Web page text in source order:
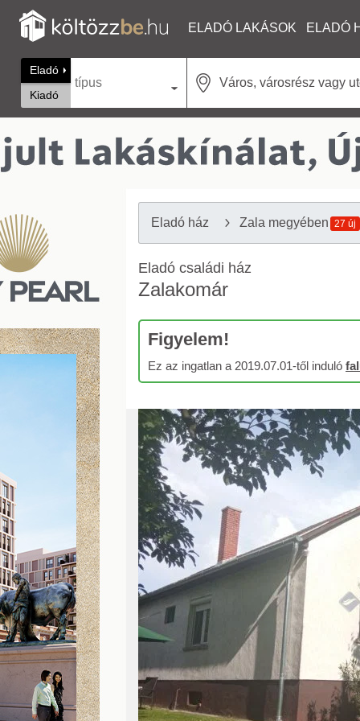
ELADÓ LAKÁSOK ELADÓ
Eladó
Kiadó
típus
Eladó ház Zala megyében 27 új
Eladó családi ház
Zalakomár
Figyelem!
Ez az ingatlan a 2019.07.01-től induló